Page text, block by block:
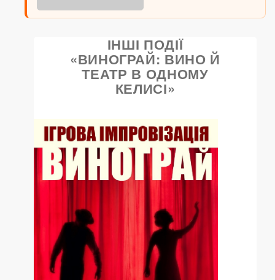
ІНШІ ПОДІЇ
«ВИНОГРАЙ: ВИНО Й
ТЕАТР В ОДНОМУ
КЕЛИСІ»